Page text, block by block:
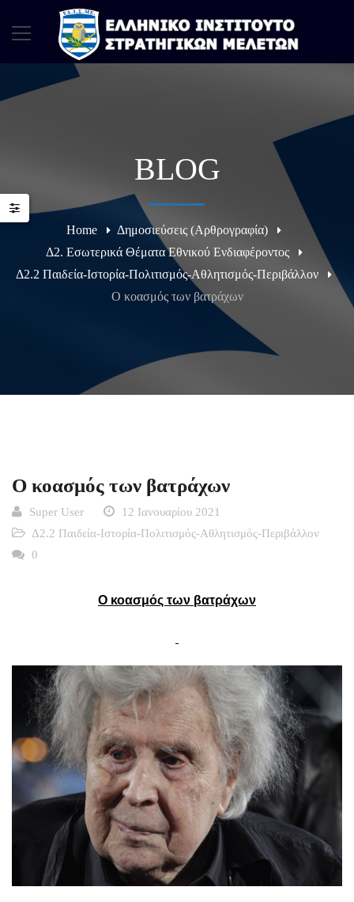
BLOG
Home
Δημοσιεύσεις (Αρθρογραφία)
Δ2. Εσωτερικά Θέματα Εθνικού Ενδιαφέροντος
Δ2.2 Παιδεία-Ιστορία-Πολιτισμός-Αθλητισμός-Περιβάλλον
Ο κοασμός των βατράχων
Ο κοασμός των βατράχων
Super User
12 Ιανουαρίου 2021
Δ2.2 Παιδεία-Ιστορία-Πολιτισμός-Αθλητισμός-Περιβάλλον
0
Ο κοασμός των βατράχων